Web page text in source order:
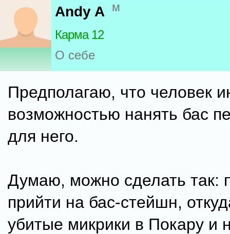
Andy A м
Карма 12
О себе
Предполагаю, что человек
возможностью нанять бас
для него.
Думаю, можно сделать так:
прийти на бас-стейшн,
убитые микрики в Покару и